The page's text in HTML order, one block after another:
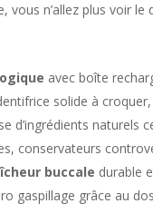
vous n’allez plus voir
avec boîte
solide à
d’ingrédients naturels
conservateurs
buccale durable
gaspillage grâce au